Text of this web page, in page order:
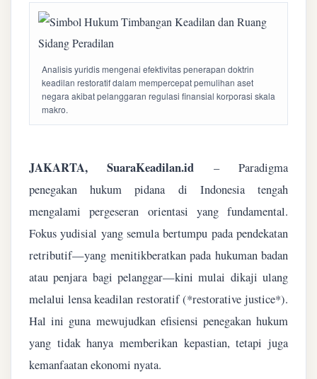
Analisis yuridis mengenai efektivitas penerapan doktrin
keadilan restoratif dalam mempercepat pemulihan aset
negara akibat pelanggaran regulasi finansial korporasi skala
makro.
JAKARTA, SuaraKeadilan.id – Paradigma
penegakan hukum pidana di Indonesia tengah
mengalami pergeseran orientasi yang fundamental.
Fokus yudisial yang semula bertumpu pada pendekatan
retributif—yang menitikberatkan pada hukuman badan
atau penjara bagi pelanggar—kini mulai dikaji ulang
melalui lensa keadilan restoratif (*restorative justice*).
Hal ini guna mewujudkan efisiensi penegakan hukum
yang tidak hanya memberikan kepastian, tetapi juga
kemanfaatan ekonomi nyata.